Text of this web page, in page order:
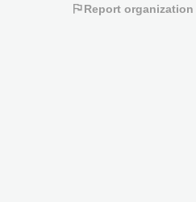
flagReport organization